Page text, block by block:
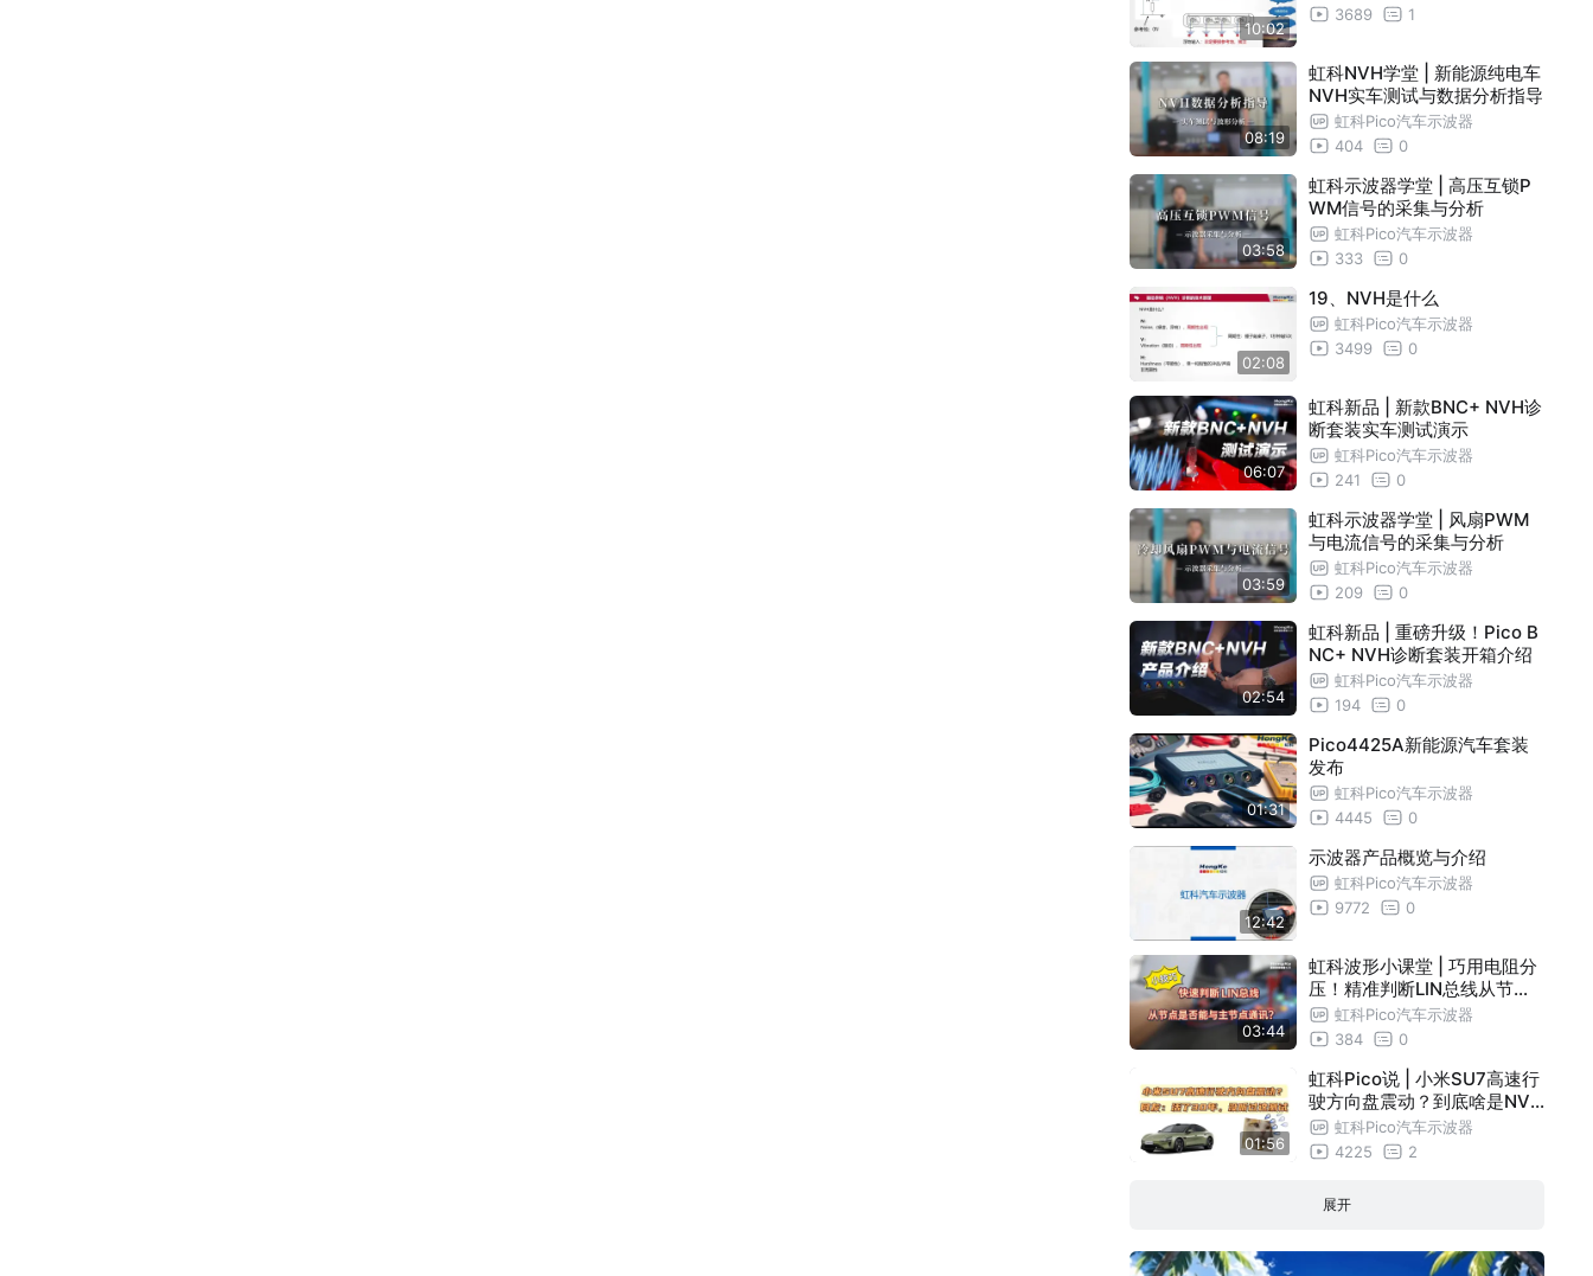
10:02
3689
1
08:19
虹科NVH学堂 | 新能源纯电车
NVH实车测试与数据分析指导
虹科Pico汽车示波器
404
0
03:58
虹科示波器学堂 | 高压互锁P
WM信号的采集与分析
虹科Pico汽车示波器
333
0
02:08
19、NVH是什么
虹科Pico汽车示波器
3499
0
06:07
虹科新品 | 新款BNC+ NVH诊
断套装实车测试演示
虹科Pico汽车示波器
241
0
03:59
虹科示波器学堂 | 风扇PWM
与电流信号的采集与分析
虹科Pico汽车示波器
209
0
02:54
虹科新品 | 重磅升级！Pico B
NC+ NVH诊断套装开箱介绍
虹科Pico汽车示波器
194
0
01:31
Pico4425A新能源汽车套装
发布
虹科Pico汽车示波器
4445
0
12:42
示波器产品概览与介绍
虹科Pico汽车示波器
9772
0
03:44
虹科波形小课堂 | 巧用电阻分
压！精准判断LIN总线从节点
是否在线！
虹科Pico汽车示波器
384
0
01:56
虹科Pico说 | 小米SU7高速行
驶方向盘震动？到底啥是NVH
测试？虹科Pico汽车示波器
4225
2
展开